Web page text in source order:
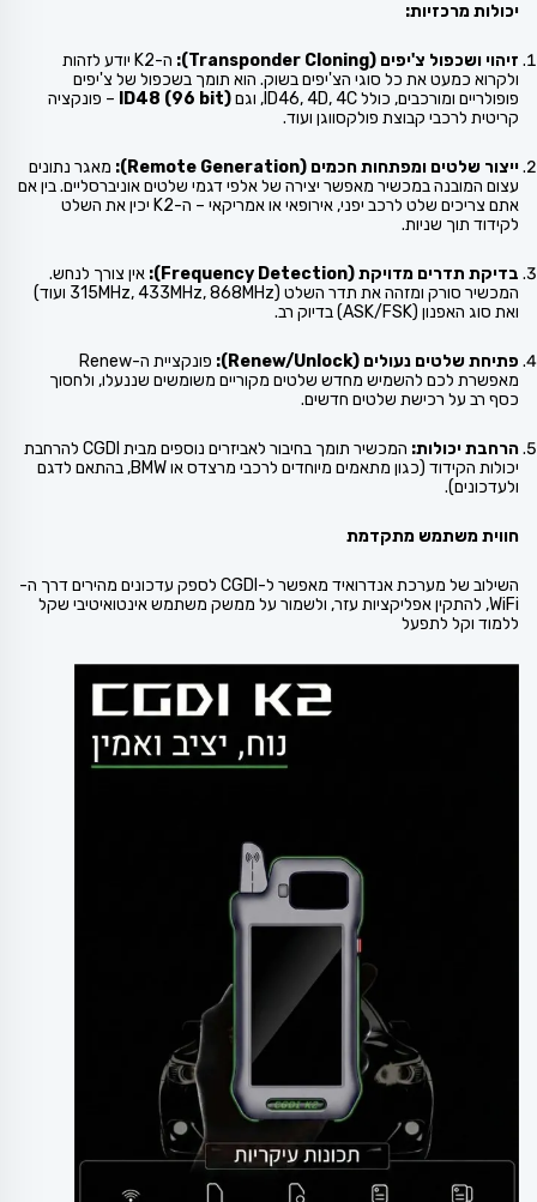
יכולות מרכזיות:
זיהוי ושכפול צ'יפים (Transponder Cloning):
ה-K2 יודע לזהות
ולקרוא כמעט את כל סוגי הצ'יפים בשוק. הוא תומך בשכפול של צ'יפים
פופולריים ומורכבים, כולל ID46, 4D, 4C, וגם
ID48 (96 bit)
– פונקציה
קריטית לרכבי קבוצת פולקסווגן ועוד.
ייצור שלטים ומפתחות חכמים (Remote Generation):
מאגר נתונים
עצום המובנה במכשיר מאפשר יצירה של אלפי דגמי שלטים אוניברסליים. בין אם
אתם צריכים שלט לרכב יפני, אירופאי או אמריקאי – ה-K2 יכין את השלט
לקידוד תוך שניות.
בדיקת תדרים מדויקת (Frequency Detection):
אין צורך לנחש.
המכשיר סורק ומזהה את תדר השלט (315MHz, 433MHz, 868MHz ועוד)
ואת סוג האפנון (ASK/FSK) בדיוק רב.
פתיחת שלטים נעולים (Renew/Unlock):
פונקציית ה-Renew
מאפשרת לכם להשמיש מחדש שלטים מקוריים משומשים שננעלו, ולחסוך
כסף רב על רכישת שלטים חדשים.
הרחבת יכולות:
המכשיר תומך בחיבור לאביזרים נוספים מבית CGDI להרחבת
יכולות הקידוד (כגון מתאמים מיוחדים לרכבי מרצדס או BMW, בהתאם לדגם
ולעדכונים).
חווית משתמש מתקדמת
השילוב של מערכת אנדרואיד מאפשר ל-CGDI לספק עדכונים מהירים דרך ה-
WiFi, להתקין אפליקציות עזר, ולשמור על ממשק משתמש אינטואיטיבי שקל
ללמוד וקל לתפעל